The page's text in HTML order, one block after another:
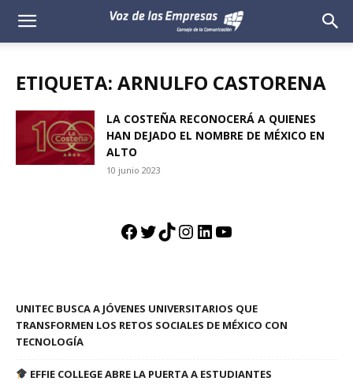
Voz
Empresas
ETIQUETA: ARNULFO CASTORENA
LA COSTEÑA RECONOCERÁ A QUIENES
HAN DEJADO EL NOMBRE DE MÉXICO EN
ALTO
10 junio 2023
Facebook
Twitter
TikTok
Instagram
LinkedIn
YouTube
UNITEC BUSCA A JÓVENES UNIVERSITARIOS QUE
TRANSFORMEN LOS RETOS SOCIALES DE MÉXICO CON
TECNOLOGÍA
EFFIE COLLEGE ABRE LA PUERTA A ESTUDIANTES